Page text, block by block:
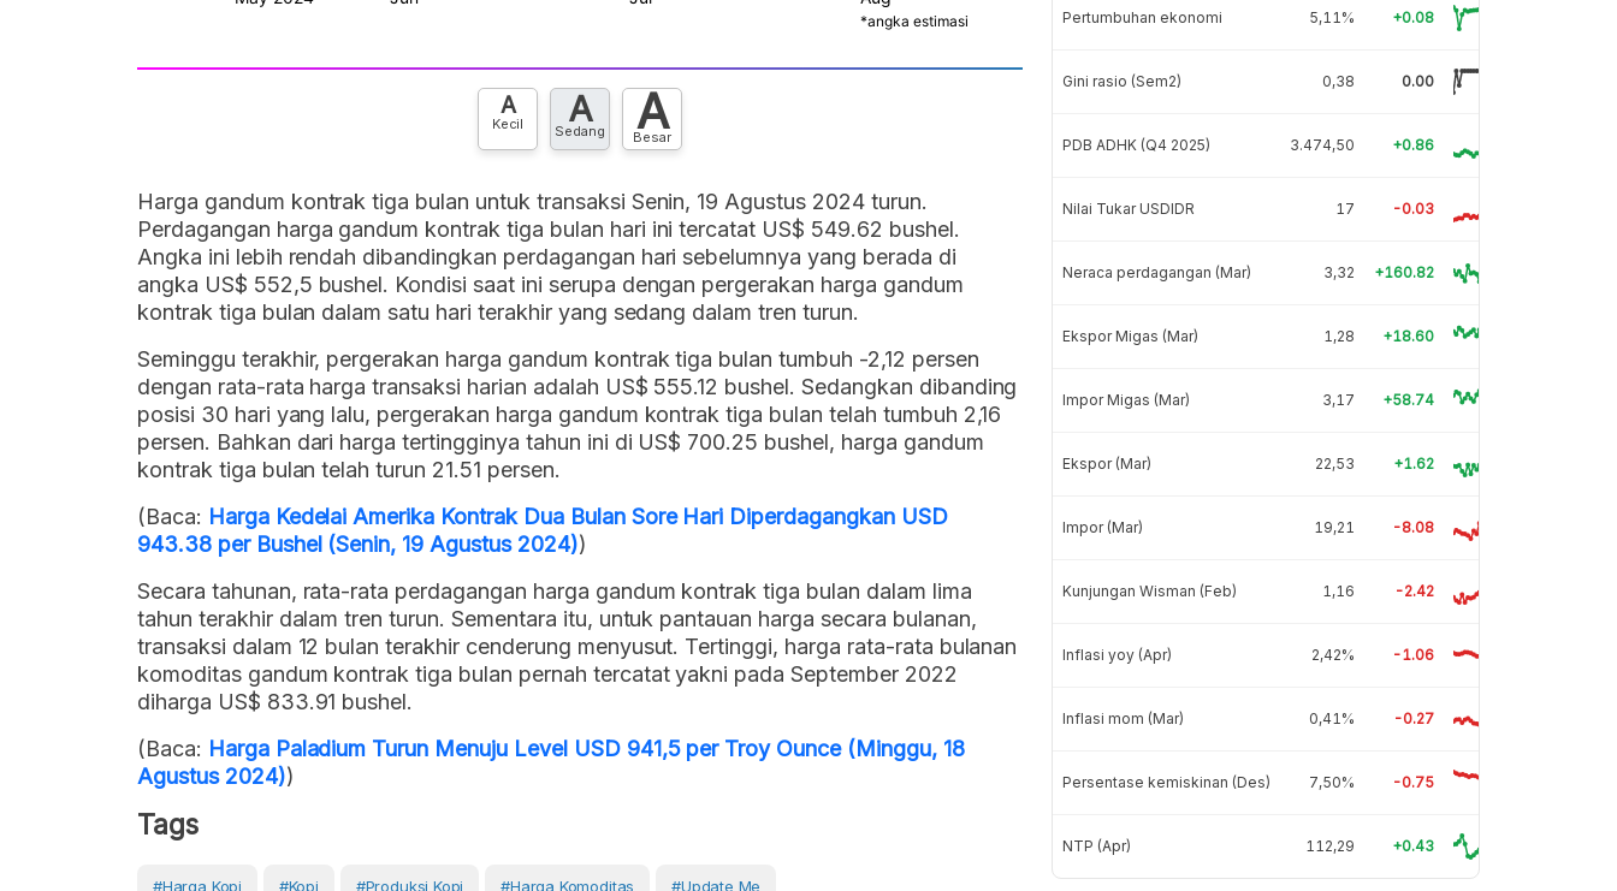
A
Kecil A
Sedang A
Besar
Harga gandum kontrak tiga bulan untuk transaksi Senin, 19 Agustus 2024 turun.
Perdagangan harga gandum kontrak tiga bulan hari ini tercatat US$ 549.62 bushel.
Angka ini lebih rendah dibandingkan perdagangan hari sebelumnya yang berada di
angka US$ 552,5 bushel. Kondisi saat ini serupa dengan pergerakan harga gandum
kontrak tiga bulan dalam satu hari terakhir yang sedang dalam tren turun.
Seminggu terakhir, pergerakan harga gandum kontrak tiga bulan tumbuh -2,12 persen
dengan rata-rata harga transaksi harian adalah US$ 555.12 bushel. Sedangkan dibanding
posisi 30 hari yang lalu, pergerakan harga gandum kontrak tiga bulan telah tumbuh 2,16
persen. Bahkan dari harga tertingginya tahun ini di US$ 700.25 bushel, harga gandum
kontrak tiga bulan telah turun 21.51 persen.
(Baca: Harga Kedelai Amerika Kontrak Dua Bulan Sore Hari Diperdagangkan USD
943.38 per Bushel (Senin, 19 Agustus 2024))
Secara tahunan, rata-rata perdagangan harga gandum kontrak tiga bulan dalam lima
tahun terakhir dalam tren turun. Sementara itu, untuk pantauan harga secara bulanan,
transaksi dalam 12 bulan terakhir cenderung menyusut. Tertinggi, harga rata-rata bulanan
komoditas gandum kontrak tiga bulan pernah tercatat yakni pada September 2022
diharga US$ 833.91 bushel.
(Baca: Harga Paladium Turun Menuju Level USD 941,5 per Troy Ounce (Minggu, 18
Agustus 2024))
Tags
#Harga Kopi #Kopi #Produksi Kopi #Harga Komoditas #Update Me
Pertumbuhan ekonomi 5,11% +0.08
Gini rasio (Sem2) 0,38 0.00
PDB ADHK (Q4 2025) 3.474,50 +0.86
Nilai Tukar USDIDR 17 -0.03
Neraca perdagangan (Mar) 3,32 +160.82
Ekspor Migas (Mar) 1,28 +18.60
Impor Migas (Mar) 3,17 +58.74
Ekspor (Mar) 22,53 +1.62
Impor (Mar) 19,21 -8.08
Kunjungan Wisman (Feb) 1,16 -2.42
Inflasi yoy (Apr) 2,42% -1.06
Inflasi mom (Mar) 0,41% -0.27
Persentase kemiskinan (Des) 7,50% -0.75
NTP (Apr) 112,29 +0.43